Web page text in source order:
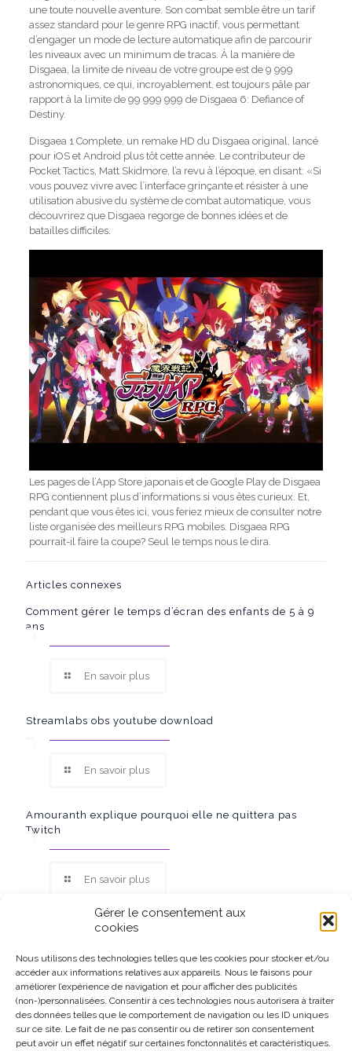
Gérer le consentement aux
cookies
Nous utilisons des technologies telles que les cookies pour stocker et/ou
accéder aux informations relatives aux appareils. Nous le faisons pour
améliorer l’expérience de navigation et pour afficher des publicités
(non-)personnalisées. Consentir à ces technologies nous autorisera à traiter
des données telles que le comportement de navigation ou les ID uniques
sur ce site. Le fait de ne pas consentir ou de retirer son consentement
peut avoir un effet négatif sur certaines fonctonnalités et caractéristiques.
une toute nouvelle aventure. Son combat semble être un tarif
assez standard pour le genre RPG inactif, vous permettant
d’engager un mode de lecture automatique afin de parcourir
les niveaux avec un minimum de tracas. À la manière de
Disgaea, la limite de niveau de votre groupe est de 9 999
astronomiques, ce qui, incroyablement, est toujours pâle par
rapport à la limite de 99 999 999 de Disgaea 6: Defiance of
Destiny.
Disgaea 1 Complete, un remake HD du Disgaea original, lancé
pour iOS et Android plus tôt cette année. Le contributeur de
Pocket Tactics, Matt Skidmore, l’a revu à l’époque, en disant: «Si
vous pouvez vivre avec l’interface grinçante et résister à une
utilisation abusive du système de combat automatique, vous
découvrirez que Disgaea regorge de bonnes idées et de
batailles difficiles.
Les pages de l’App Store japonais et de Google Play de Disgaea
RPG contiennent plus d’informations si vous êtes curieux. Et,
pendant que vous êtes ici, vous feriez mieux de consulter notre
liste organisée des meilleurs RPG mobiles. Disgaea RPG
pourrait-il faire la coupe? Seul le temps nous le dira.
Articles connexes
Comment gérer le temps d’écran des enfants de 5 à 9
ans
En savoir plus
Streamlabs obs youtube download
En savoir plus
Amouranth explique pourquoi elle ne quittera pas
Twitch
En savoir plus
Ce site participe au Programme Partenaires d’Amazon EU, un
programme d’affiliation conçu pour permettre à des sites de
percevoir une rémunération grâce à la création de liens vers
Amazon.fr.